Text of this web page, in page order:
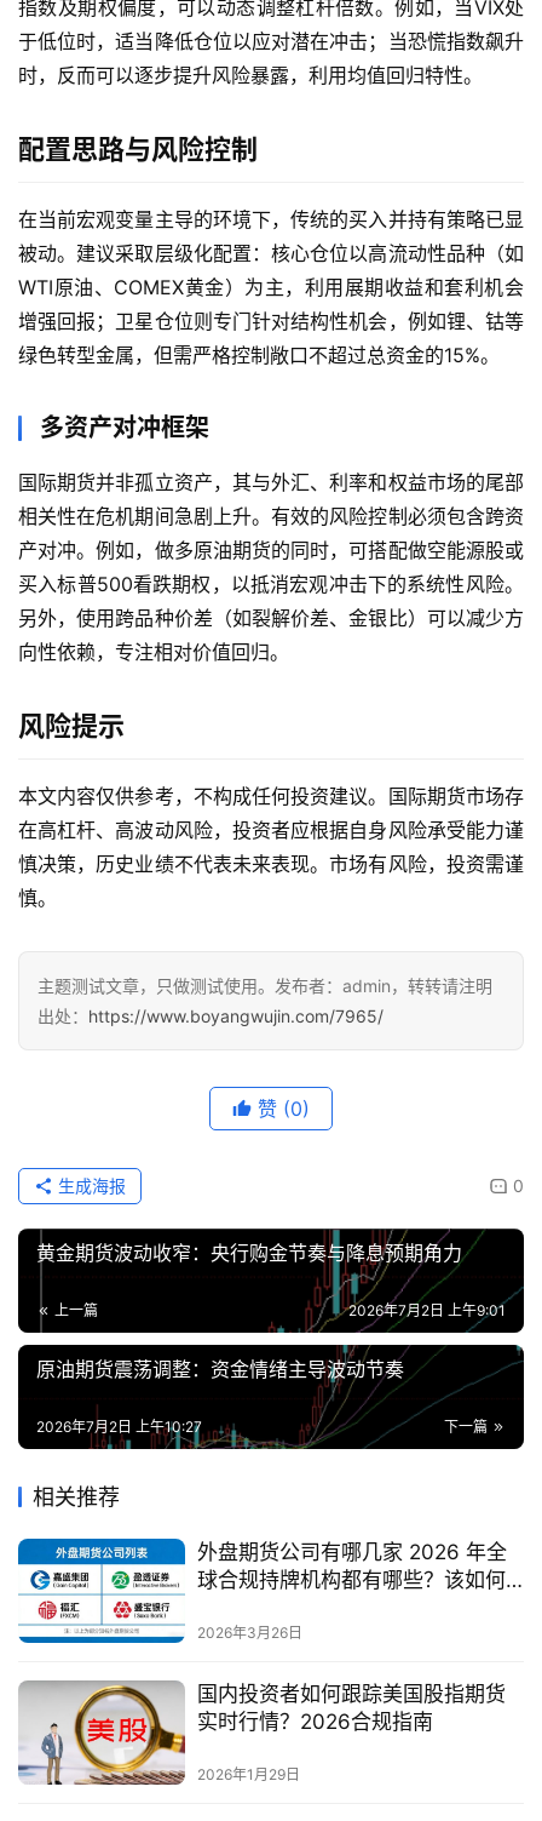
货
国
期
货
恒
指
期
货
货
入
门
期
货
行
情
金
货
指数及期权偏度，可以动态调整杠杆倍数。例如，当VIX处
于低位时，适当降低仓位以应对潜在冲击；当恐慌指数飙升
时，反而可以逐步提升风险暴露，利用均值回归特性。
配置思路与风险控制
在当前宏观变量主导的环境下，传统的买入并持有策略已显
被动。建议采取层级化配置：核心仓位以高流动性品种（如
WTI原油、COMEX黄金）为主，利用展期收益和套利机会
增强回报；卫星仓位则专门针对结构性机会，例如锂、钴等
绿色转型金属，但需严格控制敞口不超过总资金的15%。
多资产对冲框架
国际期货并非孤立资产，其与外汇、利率和权益市场的尾部
相关性在危机期间急剧上升。有效的风险控制必须包含跨资
产对冲。例如，做多原油期货的同时，可搭配做空能源股或
买入标普500看跌期权，以抵消宏观冲击下的系统性风险。
另外，使用跨品种价差（如裂解价差、金银比）可以减少方
向性依赖，专注相对价值回归。
风险提示
本文内容仅供参考，不构成任何投资建议。国际期货市场存
在高杠杆、高波动风险，投资者应根据自身风险承受能力谨
慎决策，历史业绩不代表未来表现。市场有风险，投资需谨
慎。
主题测试文章，只做测试使用。发布者：admin，转转请注明
出处： https://www.boyangwujin.com/7965/
赞 (0)
0
生成海报
黄金期货波动收窄：央行购金节奏与降息预期角力
上一篇 2026年7月2日 上午9:01
原油期货震荡调整：资金情绪主导波动节奏
下一篇
2026年7月2日 上午10:27
相关推荐
外盘期货公司有哪几家 2026 年全
球合规持牌机构都有哪些？该如何
2026年3月26日
国内投资者如何跟踪美国股指期货
实时行情？2026合规指南
2026年1月29日